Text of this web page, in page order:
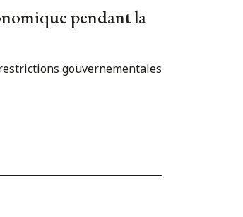
pendant la
gouvernementales